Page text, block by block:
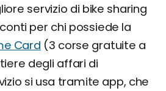
servizio di bike sharing
per chi possiede la
Card (3 corse gratuite a
degli affari di
si usa tramite app, che